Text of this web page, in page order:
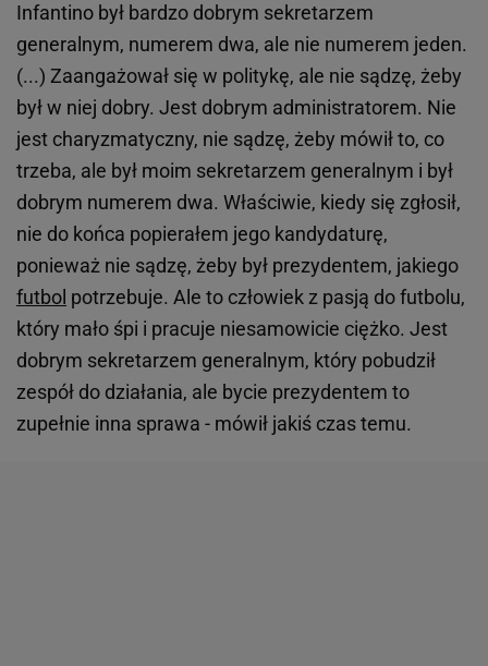
Infantino był bardzo dobrym sekretarzem
generalnym, numerem dwa, ale nie numerem jeden.
(...) Zaangażował się w politykę, ale nie sądzę, żeby
był w niej dobry. Jest dobrym administratorem. Nie
jest charyzmatyczny, nie sądzę, żeby mówił to, co
trzeba, ale był moim sekretarzem generalnym i był
dobrym numerem dwa. Właściwie, kiedy się zgłosił,
nie do końca popierałem jego kandydaturę,
ponieważ nie sądzę, żeby był prezydentem, jakiego
futbol potrzebuje. Ale to człowiek z pasją do futbolu,
który mało śpi i pracuje niesamowicie ciężko. Jest
dobrym sekretarzem generalnym, który pobudził
zespół do działania, ale bycie prezydentem to
zupełnie inna sprawa - mówił jakiś czas temu.